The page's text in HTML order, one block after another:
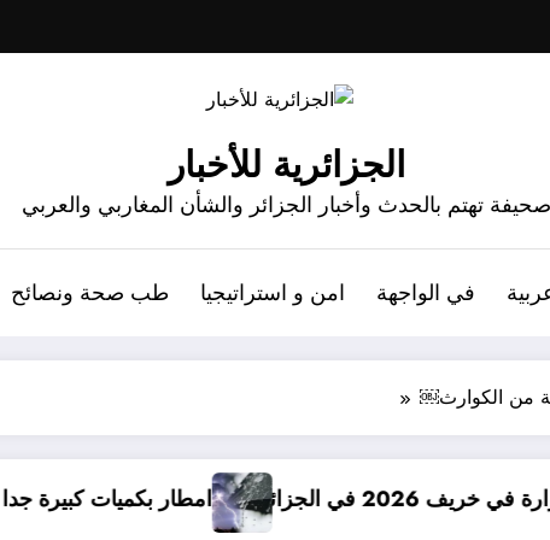
الجزائرية للأخبار
صحيفة تهتم بالحدث وأخبار الجزائر والشأن المغاربي والعربي
في الواجهة امن و استراتيجيا طب صحة ونصائح
من الكوارث￼
امطار بكميات كبيرة جدا متوقعة في